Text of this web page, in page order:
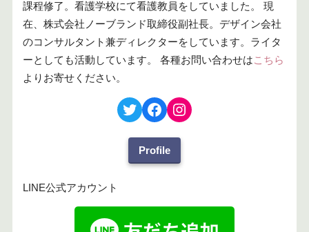
課程修了。看護学校にて看護教員をしていました。 現
在、株式会社ノーブランド取締役副社長。デザイン会社
のコンサルタント兼ディレクターをしています。ライタ
ーとしても活動しています。 各種お問い合わせはこちら
よりお寄せください。
Profile
LINE公式アカウント